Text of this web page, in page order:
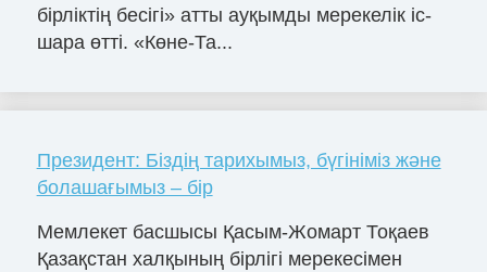
бірліктің бесігі» атты ауқымды мерекелік іс-
шара өтті. «Көне-Та...
Президент: Біздің тарихымыз, бүгініміз және
болашағымыз – бір
Мемлекет басшысы Қасым-Жомарт Тоқаев
Қазақстан халқының бірлігі мерекесімен